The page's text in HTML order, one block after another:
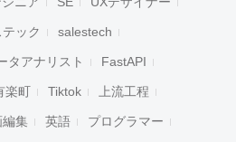
ック salestech
タアナリスト FastAPI
楽町 Tiktok 上流工程
編集 英語 プログラマー